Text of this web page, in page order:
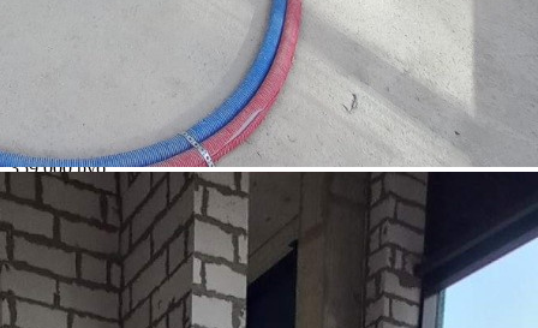
Желаемый / подходящий вид деятельности
Цена за помещение
359 000 руб.
Цена за 1 кв. м
3 144 руб.
О помещении